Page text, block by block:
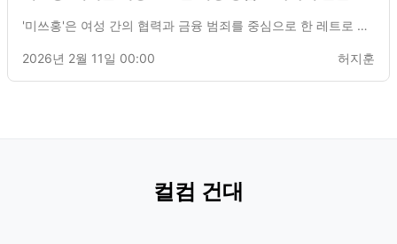
'미쓰홍'은 여성 간의 협력과 금융 범죄를 중심으로 한 레트로 드
맞추고 있다.
2026년 2월 11일 00:00 허지훈
컬컴 건대